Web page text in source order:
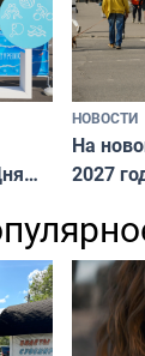
НОВОСТИ
На
2027